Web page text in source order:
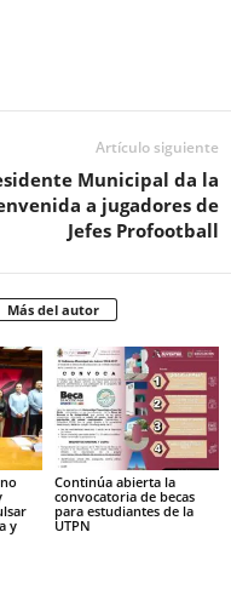
Artículo siguiente
Municipal da la
a jugadores de
Jefes Profootball
Más del autor
y
Continúa abierta la
convocatoria de becas
para estudiantes de la
UTPN